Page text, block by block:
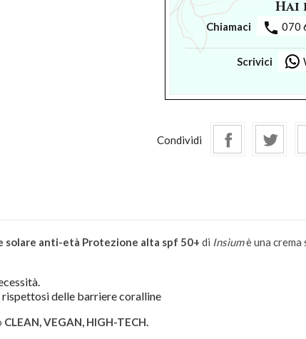
Hai
Chiamaci phone 070
Scrivici
Condividi
solare anti-età Protezione alta spf 50+ di Insìumè una
delle barriere coralline
CLEAN, VEGAN, HIGH-TECH.